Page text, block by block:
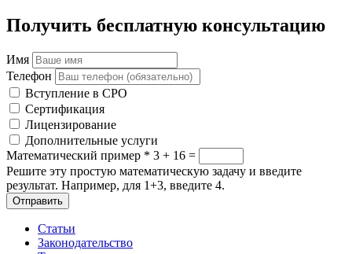
Получить бесплатную консультацию
Имя
Телефон
Вступление в СРО
Сертификация
Лицензирование
Дополнительные услуги
Математический пример * 3 + 16 =
Решите эту простую математическую задачу и введите
результат. Например, для 1+3, введите 4.
Отправить
Статьи
Законодательство